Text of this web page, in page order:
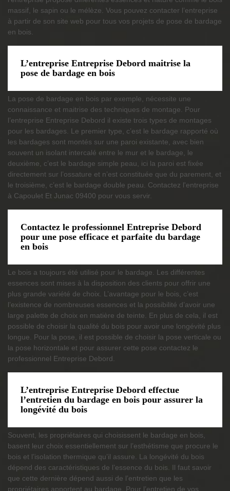
massif, le sapin ou le mélèze. Vous pouvez contacter l’entreprise
à partir de son site web pour tous vos projets de pose de bardage
en bois.
L’entreprise Entreprise Debord maitrise la
pose de bardage en bois
La pose de bardage en bois par exemple, nécessite une
connaissance et maitrise des techniques de montage. Pour
l’entreprise Entreprise Debord il existe trois types de montages
pour les bardages. Le premier type, c’est le bardage rapporté où
les bardages sont montés sur une paroi existante, avec bien
souvent un isolant intercalé entre le mur et le bardage, le
deuxième, c’est le bardage simple peau, ici la paroi est fixée
directement sur l’ossature et n’est constituée que du parement, et
le troisième, c’est le bardage double peau. Contactez l'entreprise
à Capoulet Et Junac 09400 pour vous servir.
Contactez le professionnel Entreprise Debord
pour une pose efficace et parfaite du bardage
en bois
Le bois a toujours été utilisé pour le bardage. Les différentes
essences sont mises à la disposition des clients pour offrir une
plus grande variété de choix. L’avantage pour le bois, c’est
l’existence de nombreuses essences et la possibilité d’avoir une
large palette de choix en matière de teinte. En plus de cela, il est
possible de choisir la qualité du bois pour avoir une longévité plus
longue. Pour la pose, il est possible de choisir la pose verticale ou
la pose horizontale et pour assurer cette pose contactez le
professionnel Entreprise Debord.
L’entreprise Entreprise Debord effectue
l’entretien du bardage en bois pour assurer la
longévité du bois
Souvent, les propriétaires qui choisissent le bardage en bois,
basent leur choix essentiellement sur l’esthétisme que procure le
bois et l’isolation thermique qu’il assure. La longévité du bois
dépend des caractéristiques de l’essence du bois. Il faut savoir
que cette dernière dépend aussi de l’entretien que les
propriétaires apportent au bardage. Pour l’entretien de vos